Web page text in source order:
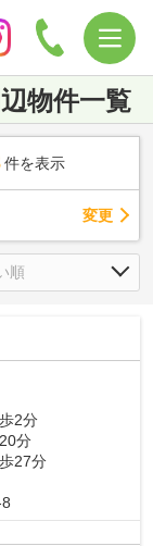
物件一覧
件を表示
変更
2分
分
27分